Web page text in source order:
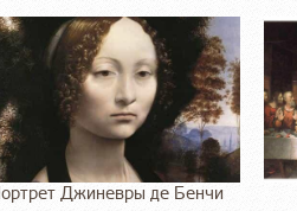
Джиневры де Бенчи